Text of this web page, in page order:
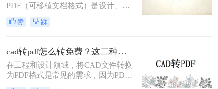
PDF（可移植文档格式）是设计、建
筑和工程领域常见的任务。PDF格式
不仅具有高度的兼容性和可读性，还
CAD转PDF怎么转呢？本文将介绍两
种将CAD文件转换为PDF的方法。
赞 踩
cad转pdf怎么转免费？这二种转换方法帮你解决！
在工程和设计领域，将CAD文件转换
为PDF格式是常见的需求，因为PDF
格式便于查看、分享和打印。那么cad